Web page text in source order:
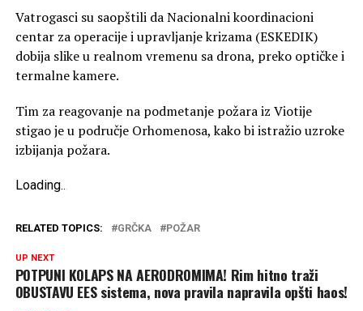
Vatrogasci su saopštili da Nacionalni koordinacioni
centar za operacije i upravljanje krizama (ESKEDIK)
dobija slike u realnom vremenu sa drona, preko optičke i
termalne kamere.
Tim za reagovanje na podmetanje požara iz Viotije
stigao je u područje Orhomenosa, kako bi istražio uzroke
izbijanja požara.
Loading...
RELATED TOPICS: GRČKA POŽAR
UP NEXT
POTPUNI KOLAPS NA AERODROMIMA! Rim hitno traži
OBUSTAVU EES sistema, nova pravila napravila opšti haos!